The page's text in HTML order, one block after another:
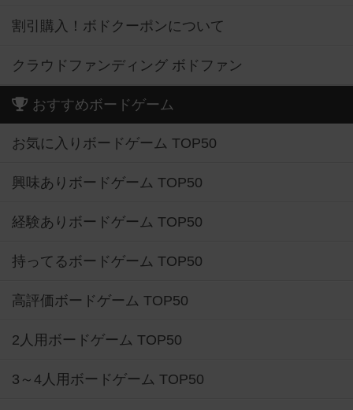
割引購入！ボドクーポンについて
クラウドファンディング ボドファン
おすすめボードゲーム
お気に入りボードゲーム TOP50
興味ありボードゲーム TOP50
経験ありボードゲーム TOP50
持ってるボードゲーム TOP50
高評価ボードゲーム TOP50
2人用ボードゲーム TOP50
3～4人用ボードゲーム TOP50